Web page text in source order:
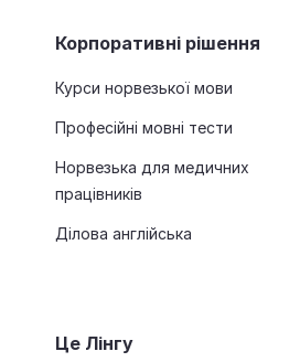
Корпоративні рішення
Курси норвезької мови
Професійні мовні тести
Норвезька для медичних
працівників
Ділова англійська
Це Лінгу